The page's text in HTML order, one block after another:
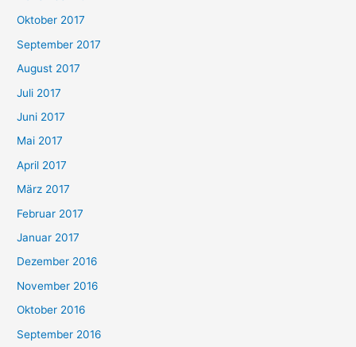
Oktober 2017
September 2017
August 2017
Juli 2017
Juni 2017
Mai 2017
April 2017
März 2017
Februar 2017
Januar 2017
Dezember 2016
November 2016
Oktober 2016
September 2016